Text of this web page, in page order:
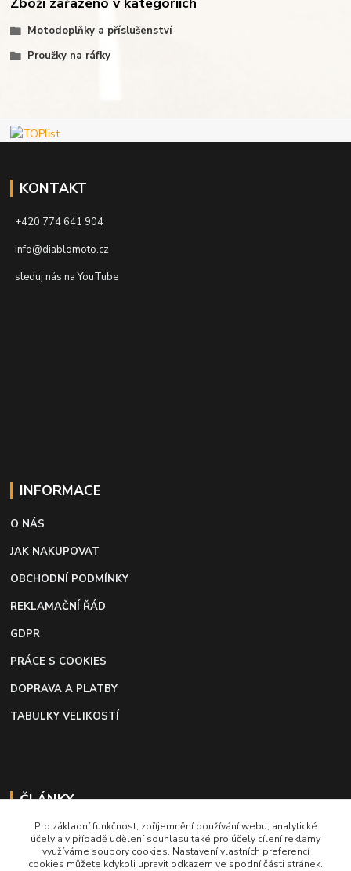
Motodoplňky a příslušenství
Proužky na ráfky
KONTAKT
+420 774 641 904
info@diablomoto.cz
sleduj nás na YouTube
INFORMACE
O NÁS
JAK NAKUPOVAT
OBCHODNÍ PODMÍNKY
REKLAMAČNÍ ŘÁD
GDPR
PRÁCE S COOKIES
DOPRAVA A PLATBY
TABULKY VELIKOSTÍ
ČLÁNKY
Profi lepidlo na boty a kůži
Moto káva, nejlepší palivo pro motorkáře
Pro základní funkčnost, zpříjemnění používání webu, analytické
účely a v případě udělení souhlasu také pro účely cílení reklamy
využíváme soubory cookies. Nastavení vlastních preferencí
cookies můžete kdykoli upravit odkazem ve spodní části stránek.